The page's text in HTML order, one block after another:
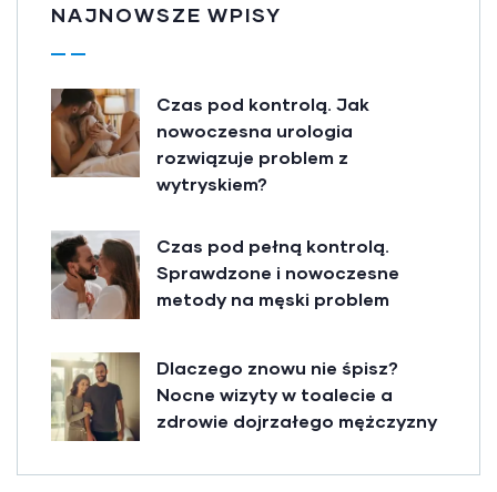
NAJNOWSZE WPISY
Czas pod kontrolą. Jak
nowoczesna urologia
rozwiązuje problem z
wytryskiem?
Czas pod pełną kontrolą.
Sprawdzone i nowoczesne
metody na męski problem
Dlaczego znowu nie śpisz?
Nocne wizyty w toalecie a
zdrowie dojrzałego mężczyzny